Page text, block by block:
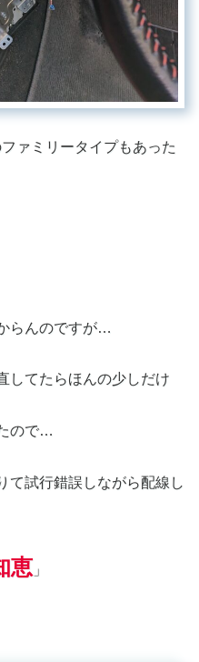
ァミリータイプもあった
らんのですが…
してたらほんの少しだけ
ので…
て試行錯誤しながら配線し
恵 」